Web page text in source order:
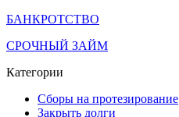
БАНКРОТСТВО
СРОЧНЫЙ ЗАЙМ
Категории
Сборы на протезирование
Закрыть долги